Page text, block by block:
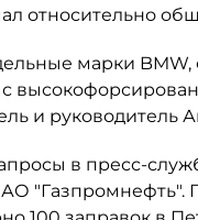
относительно
марки
и руководитель
в пресс-